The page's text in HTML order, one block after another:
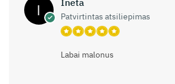
Patvirtintas atsiliepimas
Labai malonus